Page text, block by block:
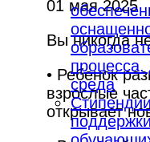
процесса.
среда
01 мая 2025
Вы никогда
• Ребенок
взрослые
открывает